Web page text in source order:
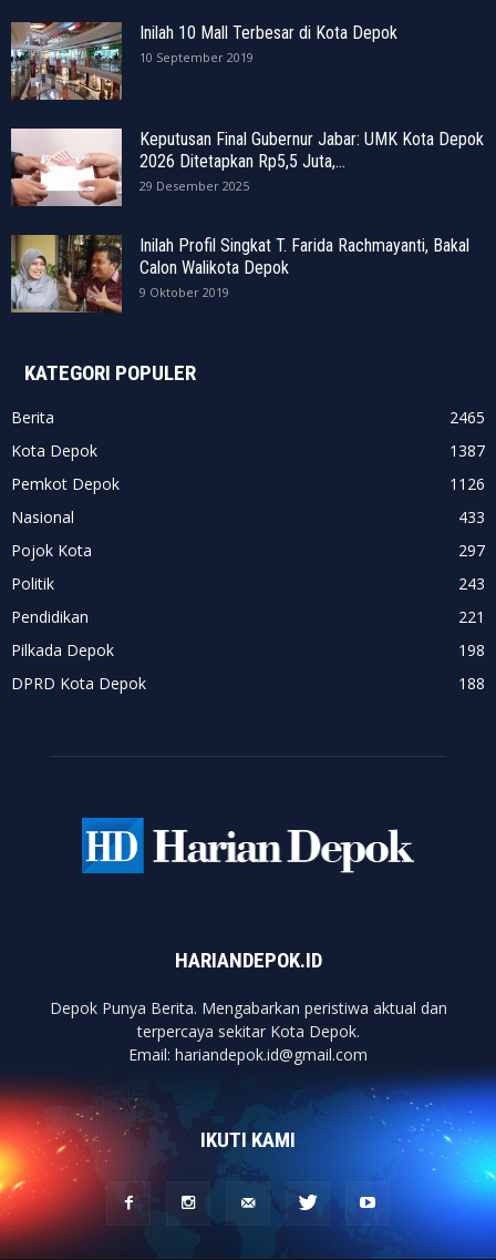
Inilah 10 Mall Terbesar di Kota Depok
10 September 2019
Keputusan Final Gubernur Jabar: UMK Kota Depok
2026 Ditetapkan Rp5,5 Juta,...
29 Desember 2025
Inilah Profil Singkat T. Farida Rachmayanti, Bakal
Calon Walikota Depok
9 Oktober 2019
KATEGORI POPULER
Berita
2465
Kota Depok
1387
Pemkot Depok
1126
Nasional
433
Pojok Kota
297
Politik
243
Pendidikan
221
Pilkada Depok
198
DPRD Kota Depok
188
HARIANDEPOK.ID
Depok Punya Berita. Mengabarkan peristiwa aktual dan
terpercaya sekitar Kota Depok.
Email: hariandepok.id@gmail.com
IKUTI KAMI